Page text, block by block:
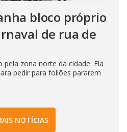
bloco próprio
de rua de
zona norte da cidade. Ela
pedir para foliões pararem
NOTÍCIAS